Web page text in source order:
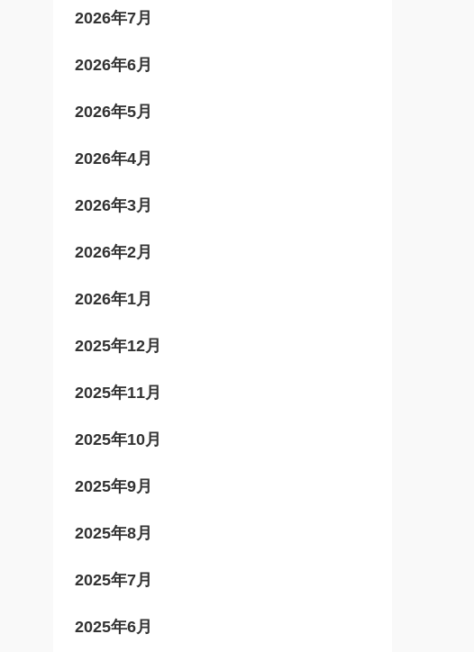
2026年7月
2026年6月
2026年5月
2026年4月
2026年3月
2026年2月
2026年1月
2025年12月
2025年11月
2025年10月
2025年9月
2025年8月
2025年7月
2025年6月